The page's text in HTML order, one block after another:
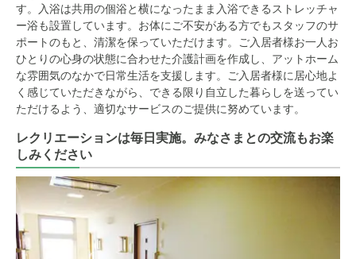
す。入浴は共用の個浴と横になったまま入浴できるストレッチャ
ー浴も設置しています。お体にご不安がある方でもスタッフのサ
ポートのもと、清潔を保っていただけます。ご入居者様お一人お
ひとりの心身の状態に合わせた介護計画を作成し、アットホーム
な雰囲気のなかで日常生活を支援します。ご入居者様に居心地よ
く感じていただきながら、できる限り自立した暮らしを送ってい
ただけるよう、適切なサービスのご提供に努めています。
レクリエーションは毎日実施。みなさまとの交流もお楽
しみください